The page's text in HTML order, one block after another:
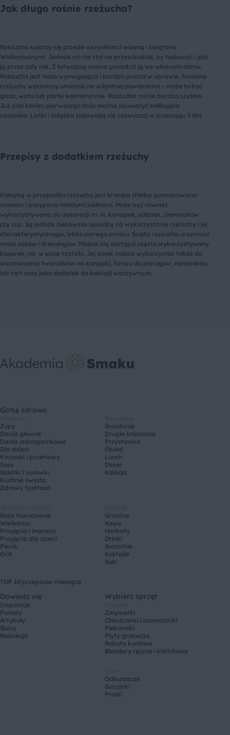
Jak długo rośnie rzeżucha?
Rzeżucha kojarzy się przede wszystkim z wiosną i świętami
Wielkanocnymi. Jednak nic nie stoi na przeszkodzie, by hodować i jeść
ją przez cały rok. Z łatwością można posadzić ją we własnym domu.
Rzeżucha jest mało wymagająca i bardzo prosta w uprawie. Nasiona
rzeżuchy wystarczy umieścić na wilgotnej powierzchni – może to być
gaza, wata lub płatki kosmetyczne. Rzeżucha rośnie bardzo szybko.
Już pod koniec pierwszego dnia można zauważyć kiełkujące
nasionka. Listki i łodyżka pojawiają się zazwyczaj w przeciągu 3 dni.
Przepisy z dodatkiem rzeżuchy
Klasyką w przypadku rzeżuchy jest kromka chleba posmarowana
masłem i posypana młodymi kiełkami. Może być również
wykorzystywana do dekoracji m. in. kanapek, sałatek, ziemniaków
czy zup. Są jednak ciekawsze sposoby na wykorzystanie rzeżuchy i jej
charakterystycznego, lekko ostrego smaku. Ścięta rzeżucha urozmaici
smak sosów i dressingów. Można nią zastąpić często wykorzystywany
koperek, np. w sosie tzatziki. Jej smak można wykorzystać także do
urozmaicenia twarożków na kanapki, farszu do pierogów, naleśników
lub tart oraz jako dodatek do koktajli warzywnych.
Gotuj zdrowo
Zupy
Dania główne
Dania jednogarnkowe
Dla dzieci
Kiszonki i przetwory
Sosy
Sałatki i surówki
Kuchnie świata
Zdrowy fastfood
Śniadanie
Drugie śniadanie
Przystawka
Obiad
Lunch
Deser
Kolacja
Boże Narodzenie
Wielkanoc
Przyjęcia i imprezy
Przyjęcia dla dzieci
Piknik
Grill
Grzańce
Kawy
Herbaty
Drinki
Smoothie
Koktajle
Soki
TOP 10 przepisów miesiąca
Dowiedz się
Inspiracje
Porady
Artykuły
Quizy
Redakcja
Wybierz sprzęt
Zmywarki
Chłodziarki i zamrażarki
Piekarniki
Płyty grzewcze
Roboty kuchnne
Blendery ręczne i kielichowe
Odkurzacze
Suszarki
Pralki